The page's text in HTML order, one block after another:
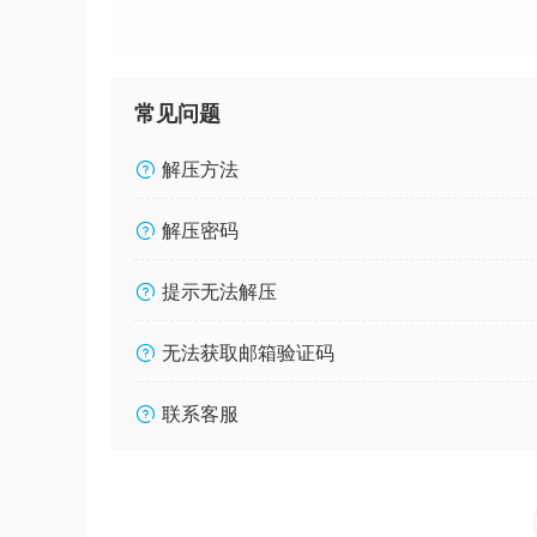
常见问题
解压方法
解压密码
提示无法解压
无法获取邮箱验证码
联系客服